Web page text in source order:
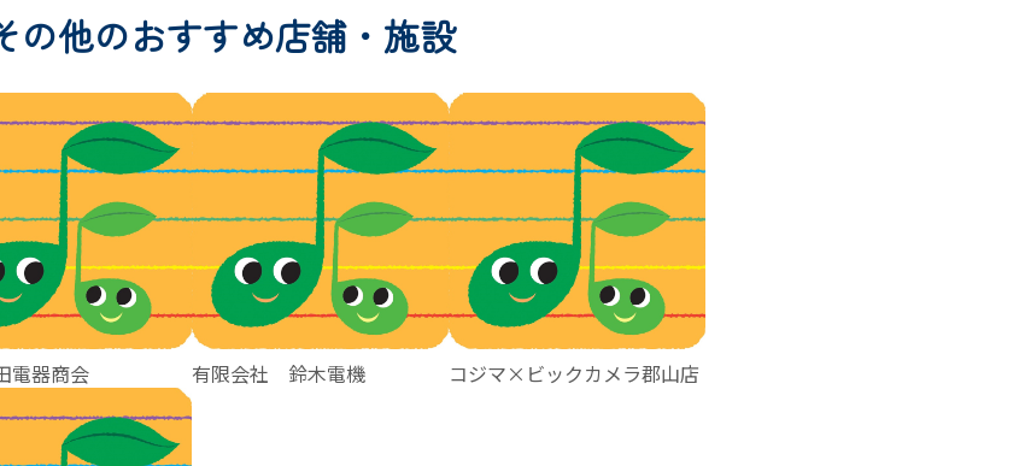
の他のおすすめ店舗・施設
電器商会 有限会社 鈴木電機 コジマ×ビックカメラ郡山店